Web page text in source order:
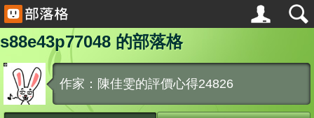
s88e43p77048 的部落格
作家：陳佳雯的評價心得24826